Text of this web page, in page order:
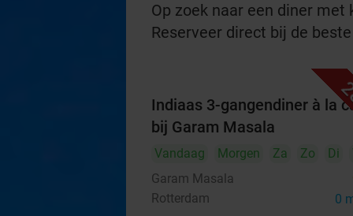
Op zoek naar een diner
Reserveer direct bij de
Indiaas 3-gangendiner à la
bij Garam Masala
Vandaag Morgen Za Zo Di
Garam Masala
Rotterdam 0